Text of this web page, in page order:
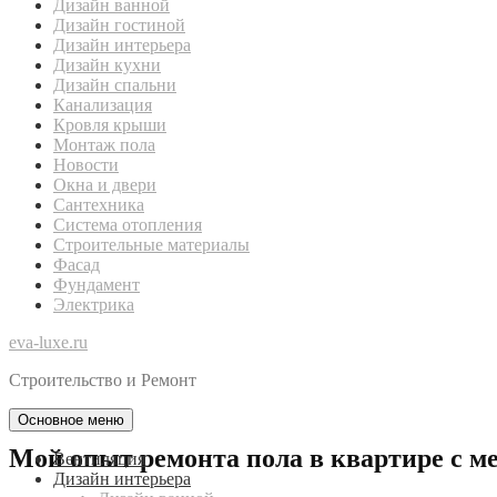
Дизайн ванной
Дизайн гостиной
Дизайн интерьера
Дизайн кухни
Дизайн спальни
Канализация
Кровля крыши
Монтаж пола
Новости
Окна и двери
Сантехника
Система отопления
Строительные материалы
Фасад
Фундамент
Электрика
eva-luxe.ru
Строительство и Ремонт
Основное меню
Вентиляция
Дизайн интерьера
Мой опыт ремонта пола в квартире с